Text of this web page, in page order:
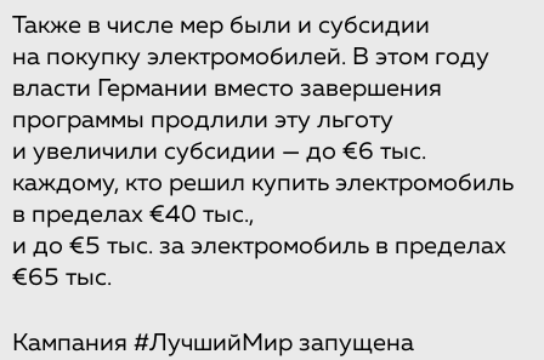
Также в числе мер были и субсидии
на покупку электромобилей. В этом году
власти Германии вместо завершения
программы продлили эту льготу
и увеличили субсидии — до €6 тыс.
каждому, кто решил купить электромобиль
в пределах €40 тыс.,
и до €5 тыс. за электромобиль в пределах
€65 тыс.
Кампания #ЛучшийМир запущена